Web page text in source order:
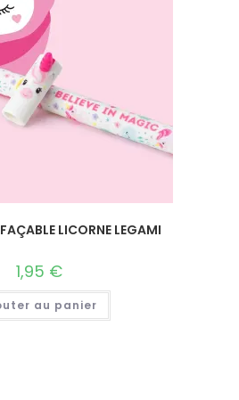
LICORNE LEGAMI
1,95 €
au panier